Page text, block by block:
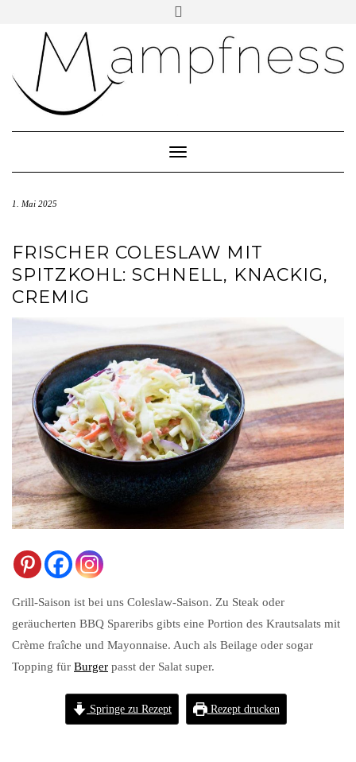
IMPRESSUM
DATENSCHUTZ
Toggle Navigation
1. Mai 2025
FRISCHER COLESLAW MIT
SPITZKOHL: SCHNELL, KNACKIG,
CREMIG
Grill-Saison ist bei uns Coleslaw-Saison. Zu Steak oder
geräucherten BBQ Spareribs gibts eine Portion des Krautsalats mit
Crème fraîche und Mayonnaise. Auch als Beilage oder sogar
Topping für Burger passt der Salat super.
Springe zu Rezept Rezept drucken